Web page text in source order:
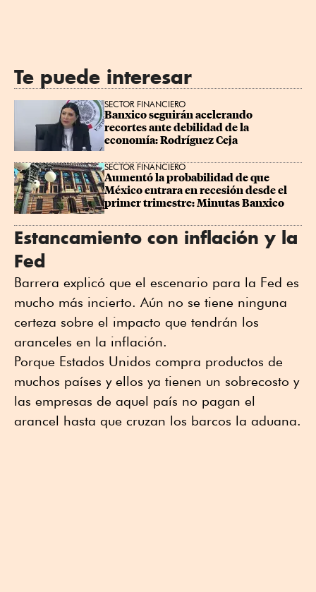
Te puede interesar
SECTOR FINANCIERO
Banxico seguirán acelerando
recortes ante debilidad de la
economía: Rodríguez Ceja
SECTOR FINANCIERO
Aumentó la probabilidad de que
México entrara en recesión desde el
primer trimestre: Minutas Banxico
Estancamiento con inflación y la
Fed
Barrera explicó que el escenario para la Fed es
mucho más incierto. Aún no se tiene ninguna
certeza sobre el impacto que tendrán los
aranceles en la inflación.
Porque Estados Unidos compra productos de
muchos países y ellos ya tienen un sobrecosto y
las empresas de aquel país no pagan el
arancel hasta que cruzan los barcos la aduana.